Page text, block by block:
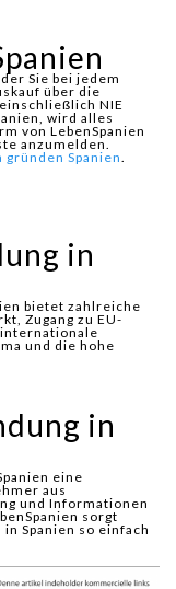
Sie bei jedem
über die
NIE
wird alles
von LebenSpanien
anzumelden.
gründen Spanien.
in
bietet zahlreiche
Zugang zu EU-
und die hohe
in
eine
aus
und Informationen
sorgt
Spanien so einfach